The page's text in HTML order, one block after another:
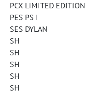
LIMITED EDITION
PS I
DYLAN
SH
SH
SH
SH
SH